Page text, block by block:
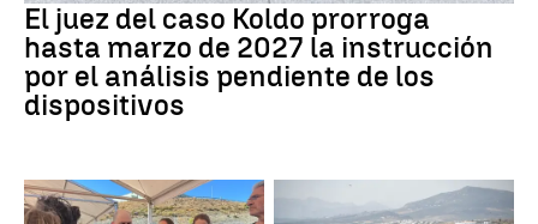
El juez del caso Koldo prorroga
hasta marzo de 2027 la instrucción
por el análisis pendiente de los
dispositivos